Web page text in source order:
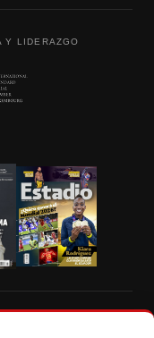
Y LIDERAZGO
de Vistazo.com.